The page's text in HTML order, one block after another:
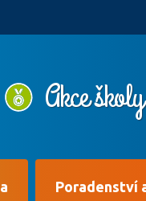
Akce školy
Poradenství